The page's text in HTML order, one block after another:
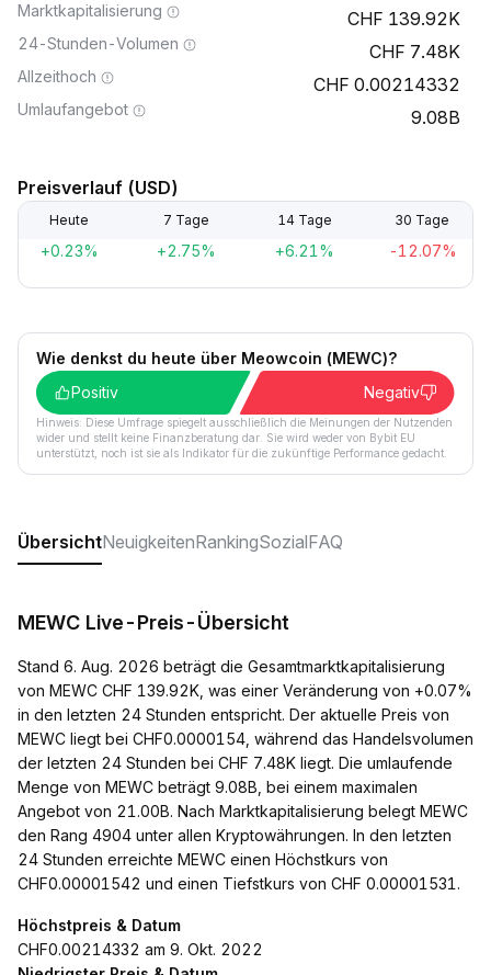
Marktkapitalisierung 139.92K
24-Stunden-Volumen 7.48K
Allzeithoch 0.00214332
Umlaufangebot 9.08B
Preisverlauf (USD)
Heute 7 Tage 14 Tage 30 Tage
+0.23% +2.75% +6.21% -12.07%
Wie denkst du heute über Meowcoin (MEWC)?
Positiv
Negativ
Hinweis: Diese Umfrage spiegelt ausschließlich die Meinungen der Nutzenden
wider und stellt keine Finanzberatung dar. Sie wird weder von Bybit EU
unterstützt, noch ist sie als Indikator für die zukünftige Performance gedacht.
ÜbersichtNeuigkeitenRankingSozialFAQ
MEWC Live-Preis-Übersicht
Stand 6. Aug. 2026 beträgt die Gesamtmarktkapitalisierung
von MEWC CHF 139.92K, was einer Veränderung von +0.07%
in den letzten 24 Stunden entspricht. Der aktuelle Preis von
MEWC liegt bei CHF0.0000154, während das Handelsvolumen
der letzten 24 Stunden bei CHF 7.48K liegt. Die umlaufende
Menge von MEWC beträgt 9.08B, bei einem maximalen
Angebot von 21.00B. Nach Marktkapitalisierung belegt MEWC
den Rang 4904 unter allen Kryptowährungen. In den letzten
24 Stunden erreichte MEWC einen Höchstkurs von
CHF0.00001542 und einen Tiefstkurs von CHF 0.00001531.
Höchstpreis & Datum
CHF0.00214332 am 9. Okt. 2022